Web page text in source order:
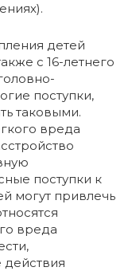
детей
с 16-летнего
поступки,
таковыми.
вреда
поступки к
могут привлечь
вреда
действия